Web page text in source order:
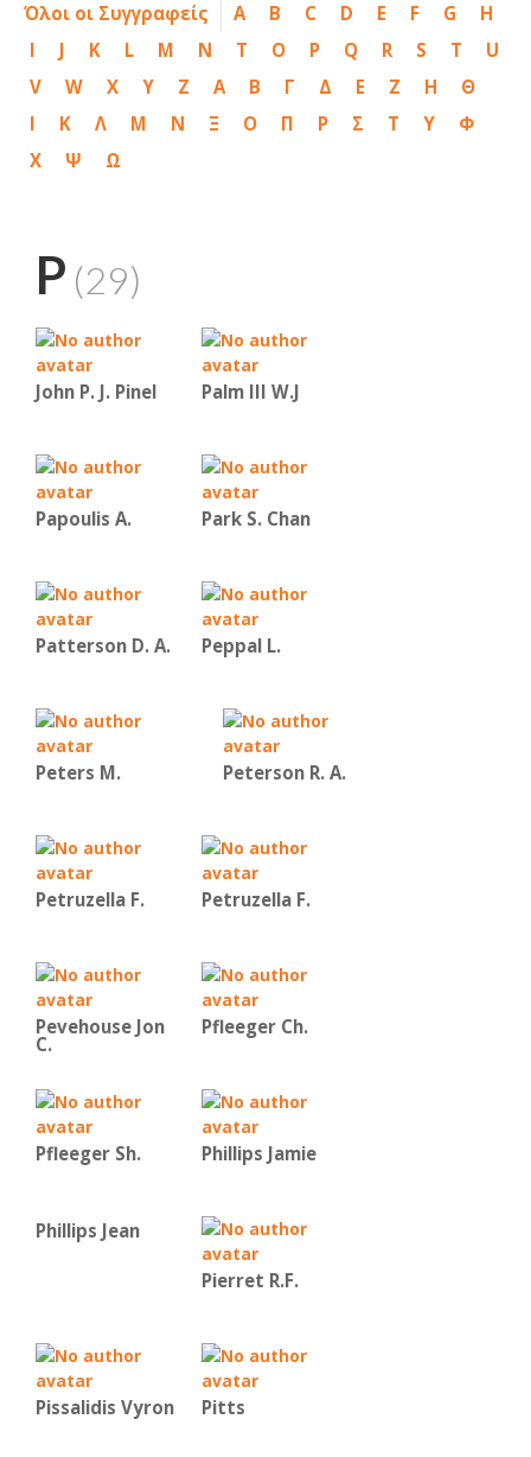
Όλοι οι Συγγραφείς A B C D E F G
H
I
J K L M N T O P Q R S T
U
V
W X Y Z Α Β Γ Δ Ε Ζ Η
Θ
Ι
Κ Λ Μ Ν Ξ Ο Π Ρ Σ Τ Υ
Φ
Χ
Ψ Ω
P (29)
John P. J. Pinel Palm III W.J
Papoulis A. Park S. Chan
Patterson D. A. Peppal L.
Peters M. Peterson R. A.
Petruzella F. Petruzella F.
Pevehouse Jon
C.
Pfleeger Ch.
Pfleeger Sh. Phillips Jamie
Phillips Jean
Pierret R.F.
Pissalidis Vyron Pitts